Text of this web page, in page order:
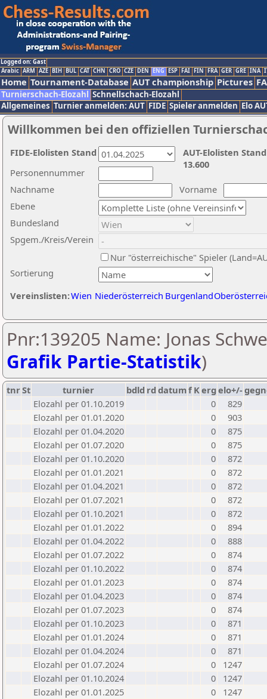
Logged on: Gast
Arabic ARM AZE BIH BUL CAT CHN CRO CZE DEN ENG ESP FAI FIN FRA GER GRE INA
Home Tournament-Database AUT championship Pictures
Turnierschach-Elozahl Schnellschach-Elozahl
Allgemeines Turnier anmelden: AUT FIDE Spieler anmelden Elo
Willkommen bei den offiziellen
Nachname
Vorname
Ebene
Sortierung
Personennummer
Bundesland
Spgem./Kreis/Verein
Nur "österreichische" Spieler
Vereinslisten:Wien Niederösterreich Burgenland
AUT-Elolisten
13.600
FIDE-Elolisten Stand
Pnr:139205 Name: Jonas
Grafik Partie-Statistik)
tnrSt turnier bdld rd datumf Kerg elo+/-
Elozahl per 01.10.2019
0
829
Elozahl per 01.01.2020
0
903
Elozahl per 01.04.2020
0
875
Elozahl per 01.07.2020
0
875
Elozahl per 01.10.2020
0
872
Elozahl per 01.01.2021
0
872
Elozahl per 01.04.2021
0
872
Elozahl per 01.07.2021
0
872
Elozahl per 01.10.2021
0
872
Elozahl per 01.01.2022
0
894
Elozahl per 01.04.2022
0
888
Elozahl per 01.07.2022
0
874
Elozahl per 01.10.2022
0
874
Elozahl per 01.01.2023
0
874
Elozahl per 01.04.2023
0
874
Elozahl per 01.07.2023
0
874
Elozahl per 01.10.2023
0
871
Elozahl per 01.01.2024
0
871
Elozahl per 01.04.2024
0
871
Elozahl per 01.07.2024
0
1247
Elozahl per 01.10.2024
0
1247
Elozahl per 01.01.2025
0
1247